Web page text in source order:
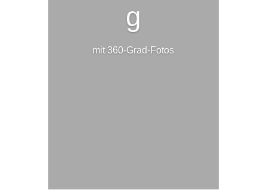
g
mit 360-Grad-Fotos